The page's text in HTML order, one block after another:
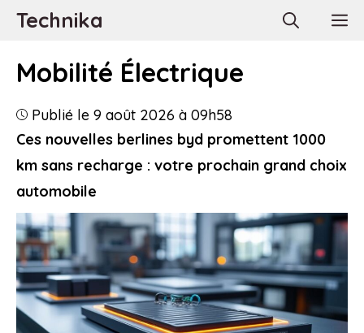
AllerTechnika
Mobilité Électrique
Ces nouvelles berlines byd promettent 1000
km sans recharge : votre prochain grand choix
automobile
Publié le 9 août 2026 à 09h58